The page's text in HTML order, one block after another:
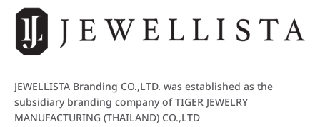
JEWELLISTA Branding CO.,LTD. was established as the
subsidiary branding company of TIGER JEWELRY
MANUFACTURING (THAILAND) CO.,LTD